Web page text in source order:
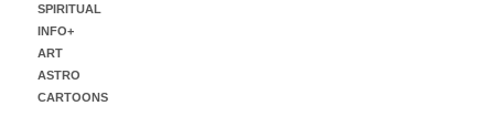
SPIRITUAL
INFO+
ART
ASTRO
CARTOONS